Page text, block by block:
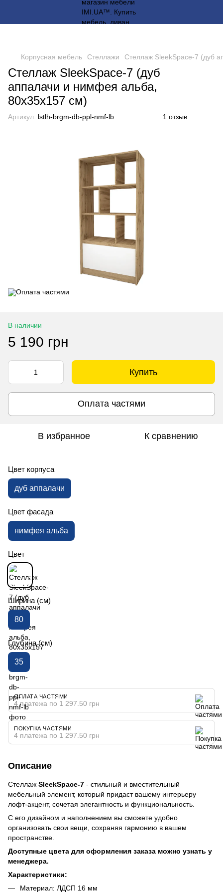
Корпусная мебель Стеллажи Стеллаж SleekSpace-7 (дуб
Стеллаж SleekSpace-7 (дуб
аппалачи и нимфея альба,
80х35х157 см)
Артикул: lstlh-brgm-db-ppl-nmf-lb 1 отзыв
В наличии
5 190 грн
Купить
Оплата частями
В избранное К сравнению
Цвет корпуса
дуб аппалачи
Цвет фасада
нимфея альба
Цвет
Ширина (см)
80
Глубина (см)
35
ОПЛАТА ЧАСТЯМИ
4 платежа по 1 297.50 грн
ПОКУПКА ЧАСТЯМИ
4 платежа по 1 297.50 грн
Описание
Стеллаж SleekSpace-7 - стильный и вместительный
мебельный элемент, который придаст вашему интерьеру
лофт-акцент, сочетая элегантность и функциональность.
С его дизайном и наполнением вы сможете удобно
организовать свои вещи, сохраняя гармонию в вашем
пространстве.
Доступные цвета для оформления заказа можно узнать у
менеджера.
Характеристики:
Материал: ЛДСП 16 мм